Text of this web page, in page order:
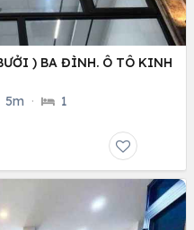
) BA ĐÌNH. Ô TÔ KINH
5m · 1